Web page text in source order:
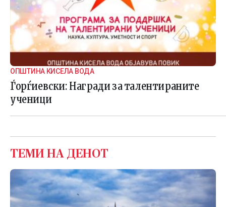
ОПШТИНА КИСЕЛА ВОДА
Ѓорѓиевски: Награди за талентираните
ученици
ТЕМИ НА ДЕНОТ